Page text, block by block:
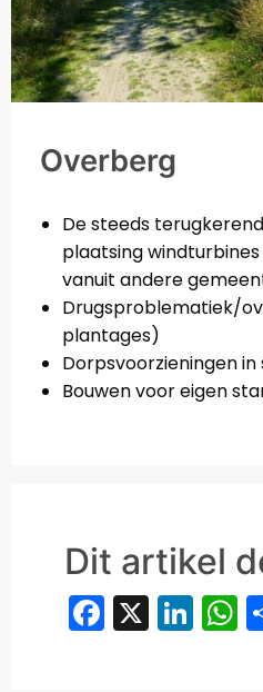
Overberg
De steeds
plaatsing
vanuit andere
Drugsproblematiek/
plantages)
Dorpsvoorzieningen
Bouwen voor eigen
Dit artikel
X